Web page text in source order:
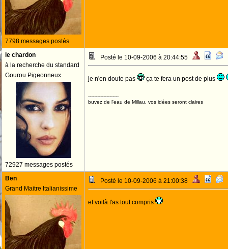
7798 messages postés
le chardon
à la recherche du standard
Gourou Pigeonneux
72927 messages postés
Posté le 10-09-2006 à 20:44:55
je n'en doute pas ça te fera un post de plus
--------------------
buvez de l'eau de Millau, vos idées seront claires
Ben
Grand Maitre Italianissime
Posté le 10-09-2006 à 21:00:38
et voilà t'as tout compris